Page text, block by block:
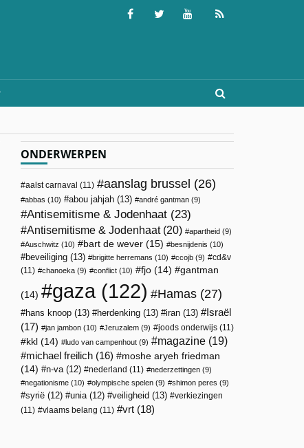
ONDERWERPEN
aalst carnaval (11) aanslag brussel (26)
abbas (10) abou jahjah (13) andré gantman (9)
Antisemitisme & Jodenhaat (23)
Antisemitisme & Jodenhaat(20) apartheid (9)
Auschwitz (10) bart de wever (15) besnijdenis (10)
beveiliging (13) brigitte herremans (10) ccojb (9)
cd&v
(11)
chanoeka (9) conflict (10) fjo (14) gantman
(14) gaza(122) Hamas (27)
hans knoop (13) herdenking (13) iran (13)
Israël
(17)
jan jambon (10) Jeruzalem (9) joods onderwijs (11)
kkl (14) ludo van campenhout (9) magazine (19)
michael freilich (16)
moshe aryeh friedman
(14)
n-va(12) nederland (11) nederzettingen (9)
negationisme (10) olympische spelen (9) shimon peres (9)
syrië (12) unia(12) veiligheid (13)
verkiezingen
(11)
vlaams belang (11) vrt (18)